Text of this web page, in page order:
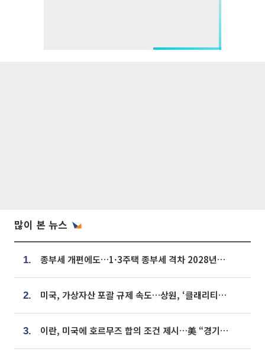
많이 본 뉴스
1. 종부세 개편에도…1·3주택 종부세 격차 2028년부터 확대
2. 미국, 가상자산 포괄 규제 속도…상원, ‘클래리티법’ 9월 절차투표 추진
3. 이란, 미국에 호르무즈 합의 조건 제시…美 “경기 아직 안 끝나” [종합]